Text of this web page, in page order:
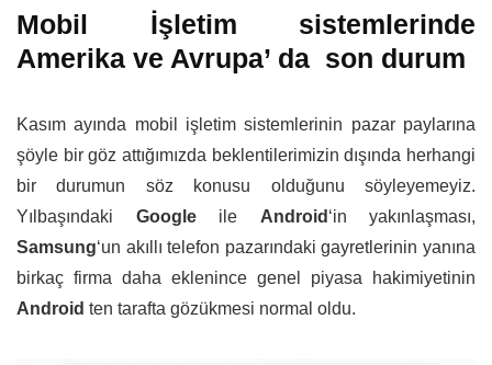
Mobil İşletim sistemlerinde
Amerika ve Avrupa’ da son durum
Kasım ayında mobil işletim sistemlerinin pazar paylarına
şöyle bir göz attığımızda beklentilerimizin dışında herhangi
bir durumun söz konusu olduğunu söyleyemeyiz.
Yılbaşındaki Googleile Android ‘in yakınlaşması,
Samsung‘un akıllı telefon pazarındaki gayretlerinin yanına
birkaç firma daha eklenince genel piyasa hakimiyetinin
Android ten tarafta gözükmesi normal oldu.